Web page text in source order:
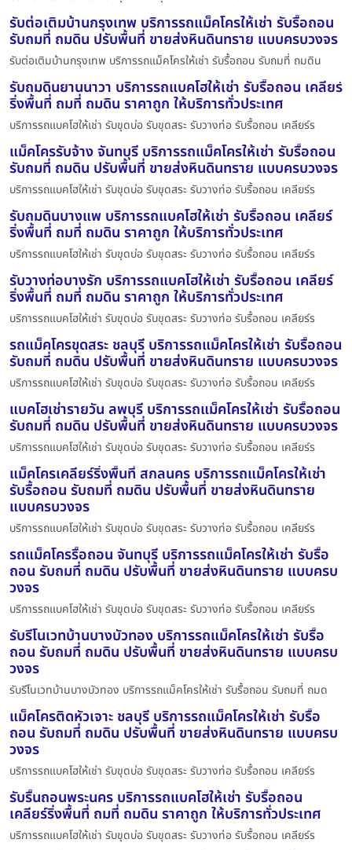
รับต่อเติมบ้านกรุงเทพ บริการรถแม็คโครให้เช่า รับรื้อถอน
รับถมที่ ถมดิน ปรับพื้นที่ ขายส่งหินดินทราย แบบครบวงจร
รับต่อเติมบ้านกรุงเทพ บริการรถแม็คโครให้เช่า รับรื้อถอน รับถมที่ ถมดิน
รับถมดินยานนาวา บริการรถแบคโฮให้เช่า รับรื้อถอน เคลียร์
ริ่งพื้นที่ ถมที่ ถมดิน ราคาถูก ให้บริการทั่วประเทศ
บริการรถแบคโฮให้เช่า รับขุดบ่อ รับขุดสระ รับวางท่อ รับรื้อถอน เคลียร์ร
แม็คโครรับจ้าง จันทบุรี บริการรถแม็คโครให้เช่า รับรื้อถอน
รับถมที่ ถมดิน ปรับพื้นที่ ขายส่งหินดินทราย แบบครบวงจร
บริการรถแบคโฮให้เช่า รับขุดบ่อ รับขุดสระ รับวางท่อ รับรื้อถอน เคลียร์ร
รับถมดินบางแพ บริการรถแบคโฮให้เช่า รับรื้อถอน เคลียร์
ริ่งพื้นที่ ถมที่ ถมดิน ราคาถูก ให้บริการทั่วประเทศ
บริการรถแบคโฮให้เช่า รับขุดบ่อ รับขุดสระ รับวางท่อ รับรื้อถอน เคลียร์ร
รับวางท่อบางรัก บริการรถแบคโฮให้เช่า รับรื้อถอน เคลียร์
ริ่งพื้นที่ ถมที่ ถมดิน ราคาถูก ให้บริการทั่วประเทศ
บริการรถแบคโฮให้เช่า รับขุดบ่อ รับขุดสระ รับวางท่อ รับรื้อถอน เคลียร์ร
รถแม็คโครขุดสระ ชลบุรี บริการรถแม็คโครให้เช่า รับรื้อถอน
รับถมที่ ถมดิน ปรับพื้นที่ ขายส่งหินดินทราย แบบครบวงจร
บริการรถแบคโฮให้เช่า รับขุดบ่อ รับขุดสระ รับวางท่อ รับรื้อถอน เคลียร์ร
แบคโฮเช่ารายวัน ลพบุรี บริการรถแม็คโครให้เช่า รับรื้อถอน
รับถมที่ ถมดิน ปรับพื้นที่ ขายส่งหินดินทราย แบบครบวงจร
บริการรถแบคโฮให้เช่า รับขุดบ่อ รับขุดสระ รับวางท่อ รับรื้อถอน เคลียร์ร
แม็คโครเคลียร์ริ่งพื้นที่ สกลนคร บริการรถแม็คโครให้เช่า
รับรื้อถอน รับถมที่ ถมดิน ปรับพื้นที่ ขายส่งหินดินทราย
แบบครบวงจร
บริการรถแบคโฮให้เช่า รับขุดบ่อ รับขุดสระ รับวางท่อ รับรื้อถอน เคลียร์ร
รถแม็คโครรื้อถอน จันทบุรี บริการรถแม็คโครให้เช่า รับรื้อ
ถอน รับถมที่ ถมดิน ปรับพื้นที่ ขายส่งหินดินทราย แบบครบ
วงจร
บริการรถแบคโฮให้เช่า รับขุดบ่อ รับขุดสระ รับวางท่อ รับรื้อถอน เคลียร์ร
รับรีโนเวทบ้านบางบัวทอง บริการรถแม็คโครให้เช่า รับรื้อ
ถอน รับถมที่ ถมดิน ปรับพื้นที่ ขายส่งหินดินทราย แบบครบ
วงจร
รับรีโนเวทบ้านบางบัวทอง บริการรถแม็คโครให้เช่า รับรื้อถอน รับถมที่ ถมด
แม็คโครติดหัวเจาะ ชลบุรี บริการรถแม็คโครให้เช่า รับรื้อ
ถอน รับถมที่ ถมดิน ปรับพื้นที่ ขายส่งหินดินทราย แบบครบ
วงจร
บริการรถแบคโฮให้เช่า รับขุดบ่อ รับขุดสระ รับวางท่อ รับรื้อถอน เคลียร์ร
รับรื้นถอนพระนคร บริการรถแบคโฮให้เช่า รับรื้อถอน
เคลียร์ริ่งพื้นที่ ถมที่ ถมดิน ราคาถูก ให้บริการทั่วประเทศ
บริการรถแบคโฮให้เช่า รับขุดบ่อ รับขุดสระ รับวางท่อ รับรื้อถอน เคลียร์ร